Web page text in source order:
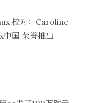
校对： Caroline
中国 荣誉推出